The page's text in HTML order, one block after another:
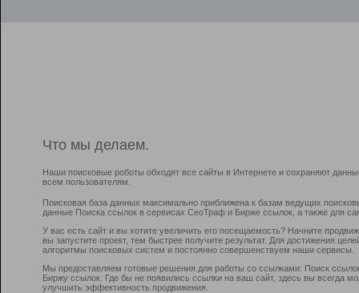
Что мы делаем.
Наши поисковые роботы обходят все сайты в Интернете и сохраняют
всем пользователям.
Поисковая база данных максимально приближена к базам ведущих
данные Поиска ссылок в сервисах СеоТраф и Бирже ссылок, а также для
У вас есть сайт и вы хотите увеличить его посещаемость? Начните
вы запустите проект, тем быстрее получите результат. Для достижения
алгоритмы поисковых систем и постоянно совершенствуем наши сервисы.
Мы предоставляем готовые решения для работы со ссылками: Поиск
Биржу ссылок. Где бы не появились ссылки на ваш сайт, здесь вы всегда
улучшить эффективность продвижения.